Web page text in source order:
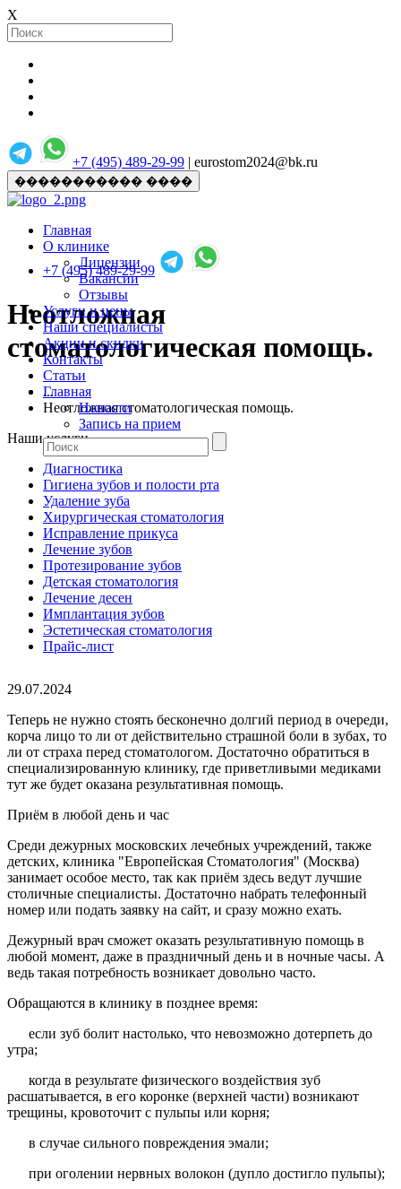
X
+7 (495) 489-29-99 | eurostom2024@bk.ru
����������� ����
Главная
О клинике
Лицензии
Вакансии
Отзывы
Услуги и цены
Наши специалисты
Акции и скидки
Контакты
Статьи
...
Новости
Запись на прием
+7 (495) 489-29-99
Неотложная
стоматологическая помощь.
Главная
Неотложная стоматологическая помощь.
Наши услуги
Диагностика
Гигиена зубов и полости рта
Удаление зуба
Хирургическая стоматология
Исправление прикуса
Лечение зубов
Протезирование зубов
Детская стоматология
Лечение десен
Имплантация зубов
Эстетическая стоматология
Прайс-лист
29.07.2024
Теперь не нужно стоять бесконечно долгий период в очереди,
корча лицо то ли от действительно страшной боли в зубах, то
ли от страха перед стоматологом. Достаточно обратиться в
специализированную клинику, где приветливыми медиками
тут же будет оказана результативная помощь.
Приём в любой день и час
Среди дежурных московских лечебных учреждений, также
детских, клиника "Европейская Стоматология" (Москва)
занимает особое место, так как приём здесь ведут лучшие
столичные специалисты. Достаточно набрать телефонный
номер или подать заявку на сайт, и сразу можно ехать.
Дежурный врач сможет оказать результативную помощь в
любой момент, даже в праздничный день и в ночные часы. А
ведь такая потребность возникает довольно часто.
Обращаются в клинику в позднее время:
если зуб болит настолько, что невозможно дотерпеть до
утра;
когда в результате физического воздействия зуб
расшатывается, в его коронке (верхней части) возникают
трещины, кровоточит с пульпы или корня;
в случае сильного повреждения эмали;
при оголении нервных волокон (дупло достигло пульпы);